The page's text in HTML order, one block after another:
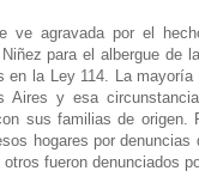
ve agravada por el
para el albergue de
en la Ley 114. La
Aires y esa
sus familias de origen.
hogares por
fueron denunciados